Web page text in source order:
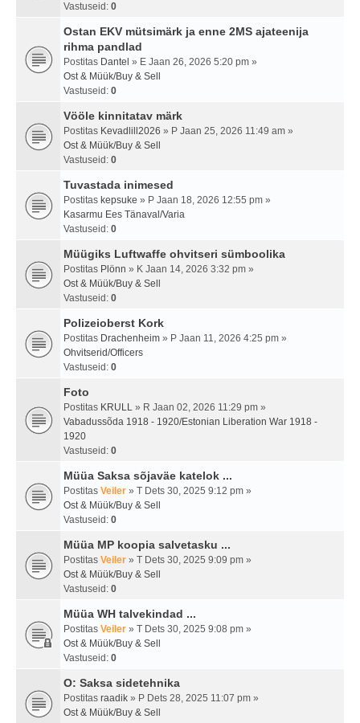
Vastuseid: 0
Ostan EKV mütsimärk ja enne 2MS ajateenija
rihma pandlad
Postitas Dantel » E Jaan 26, 2026 5:20 pm »
Ost & Müük/Buy & Sell
Vastuseid: 0
Vööle kinnitatav märk
Postitas Kevadlill2026 » P Jaan 25, 2026 11:49 am »
Ost & Müük/Buy & Sell
Vastuseid: 0
Tuvastada inimesed
Postitas kepsuke » P Jaan 18, 2026 12:55 pm »
Kasarmu Ees Tänaval/Varia
Vastuseid: 0
Müügiks Luftwaffe ohvitseri sümboolika
Postitas Plönn » K Jaan 14, 2026 3:32 pm »
Ost & Müük/Buy & Sell
Vastuseid: 0
Polizeioberst Kork
Postitas Drachenheim » P Jaan 11, 2026 4:25 pm »
Ohvitserid/Officers
Vastuseid: 0
Foto
Postitas KRULL » R Jaan 02, 2026 11:29 pm »
Vabadussõda 1918 - 1920/Estonian Liberation War 1918 -
1920
Vastuseid: 0
Müüa Saksa sõjaväe katelok ...
Postitas Veiler » T Dets 30, 2025 9:12 pm »
Ost & Müük/Buy & Sell
Vastuseid: 0
Müüa MP koopia salvetasku ...
Postitas Veiler » T Dets 30, 2025 9:09 pm »
Ost & Müük/Buy & Sell
Vastuseid: 0
Müüa WH talvekindad ...
Postitas Veiler » T Dets 30, 2025 9:08 pm »
Ost & Müük/Buy & Sell
Vastuseid: 0
O: Saksa sidetehnika
Postitas raadik » P Dets 28, 2025 11:07 pm »
Ost & Müük/Buy & Sell